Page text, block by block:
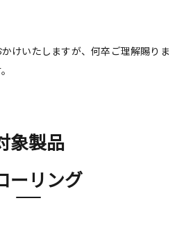
けいたしますが、何卒ご理解賜りま
象製品
ーリング